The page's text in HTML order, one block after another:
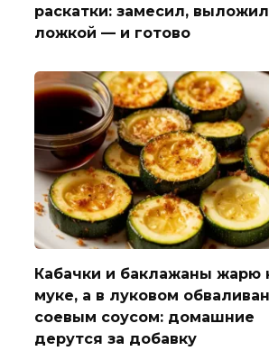
раскатки: замесил, выложил
ложкой — и готово
Кабачки и баклажаны жарю
муке, а в луковом
соевым соусом: домашние
дерутся за добавку